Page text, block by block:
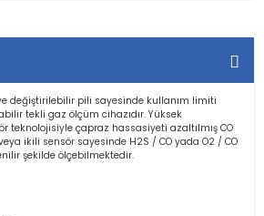
değiştirilebilir pili sayesinde kullanım limiti
tekli gaz ölçüm cihazıdır. Yüksek
teknolojisiyle çapraz hassasiyeti azaltılmış CO
ikili sensör sayesinde H2S / CO yada O2 / CO
şekilde ölçebilmektedir.